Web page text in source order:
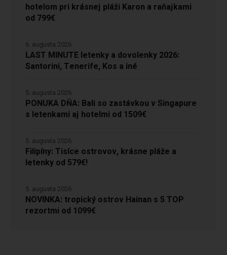
hotelom pri krásnej pláži Karon a raňajkami
od 799€
LAST MINUTE letenky a dovolenky 2026:
Santorini, Tenerife, Kos a iné
6. augusta 2026
PONUKA DŇA: Bali so zastávkou v Singapure
s letenkami aj hotelmi od 1509€
5. augusta 2026
Filipíny: Tisíce ostrovov, krásne pláže a
letenky od 579€!
5. augusta 2026
NOVINKA: tropický ostrov Hainan s 5 TOP
rezortmi od 1099€
5. augusta 2026